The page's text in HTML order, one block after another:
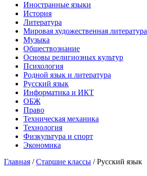
Иностранные языки
История
Литература
Мировая художественная литература
Музыка
Обществознание
Основы религиозных культур
Психология
Родной язык и литература
Русский язык
Информатика и ИКТ
ОБЖ
Право
Техническая механика
Технология
Физкультура и спорт
Экономика
Главная /Старшие классы /Русский язык